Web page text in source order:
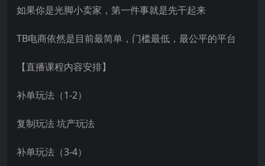
如果你是光脚小卖家，第一件事就是先干起来
TB电商依然是目前最简单，门槛最低，最公平的平台
【直播课程内容安排】
补单玩法（1-2）
复制玩法 坑产玩法
补单玩法（3-4）